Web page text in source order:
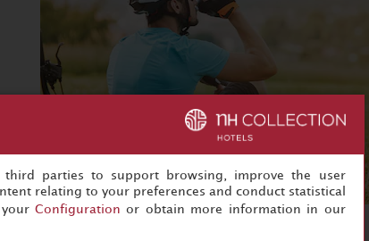
parties to support browsing, improve the user
relating to your preferences and conduct statistical
Configuration or obtain more information in our